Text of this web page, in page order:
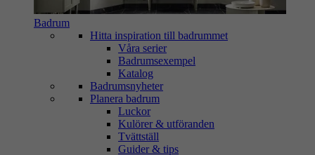
Badrum
Hitta inspiration till badrummet
Våra serier
Badrumsexempel
Katalog
Badrumsnyheter
Planera badrum
Luckor
Kulörer & utföranden
Tvättställ
Guider & tips